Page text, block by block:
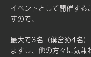
イベントとして開催する
すので、
最大で3名（僕含め4名
ますし、他の方々に気兼